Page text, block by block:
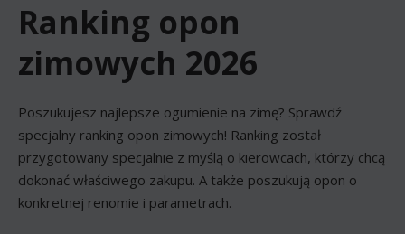
Ranking opon
zimowych 2026
Poszukujesz najlepsze ogumienie na zimę? Sprawdź
specjalny ranking opon zimowych! Ranking został
przygotowany specjalnie z myślą o kierowcach, którzy chcą
dokonać właściwego zakupu. A także poszukują opon o
konkretnej renomie i parametrach.